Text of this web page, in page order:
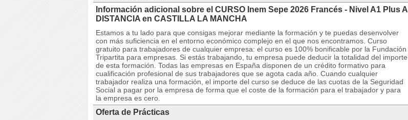
Información adicional sobre el CURSO Inem Sepe 2026 Francés - Nivel A1 Plus A
DISTANCIA en CASTILLA LA MANCHA
Estamos a tu lado para que consigas mejorar mediante la formación y te puedas desenvolver
con más suficiencia en el entorno económico complejo en el que nos encontramos. Curso
gratuito para trabajadores de cualquier empresa: el curso es 100% bonificable por la Fundación
Tripartita para empresas. Si estás trabajando, tu empresa puede deducir la totalidad del importe
de esta formación. Todas las empresas en España disponen de un crédito formativo para
cualificación profesional de sus trabajadores que se agota cada año. Cuando cualquier
trabajador realiza una formación, el importe del curso se deduce de las cuotas de la Seguridad
Social a pagar por la empresa de forma que el coste de la formación para el trabajador y para
la empresa es cero.
Oferta de Prácticas